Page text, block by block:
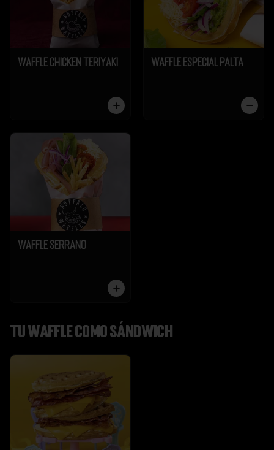
Waffle Chicken Teriyaki Waffle Especial Palta
Waffle Serrano
Tu Waffle como Sándwich